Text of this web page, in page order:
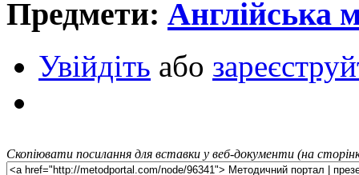
Предмети: Англійська
Увійдіть або
Скопіювати посилання для вставки у веб-документи (на